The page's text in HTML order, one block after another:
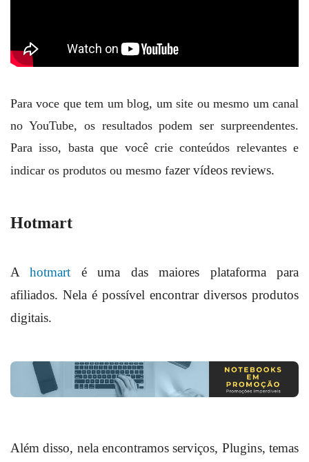
Para voce que tem um blog, um site ou mesmo um canal
no YouTube, os resultados podem ser surpreendentes.
Para isso, basta que você crie conteúdos relevantes e
indicar os produtos ou mesmo fazer vídeos reviews.
Hotmart
Ahotmart é uma das maiores plataforma para
afiliados. Nela é possível encontrar diversos produtos
digitais.
Além disso, nela encontramos serviços, Plugins, temas